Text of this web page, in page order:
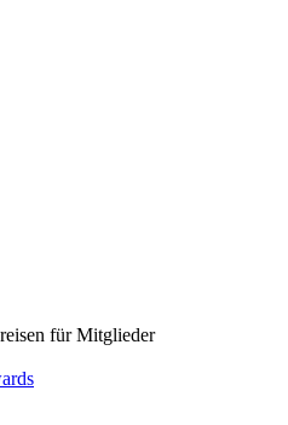
für Mitglieder